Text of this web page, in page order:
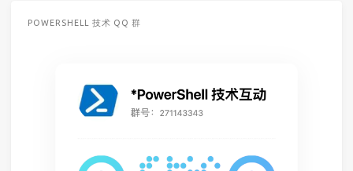
POWERSHELL 技术 QQ 群